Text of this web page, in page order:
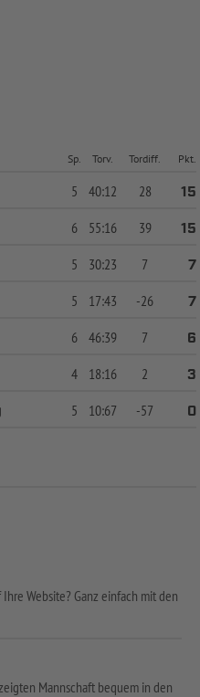
Sp. Torv. Tordiff. Pkt.
5 40:12 28
15
6 55:16 39
15
5 30:23 7
7
5 17:43 -26
7
6 46:39 7
6
4 18:16 2
3
5 10:67 -57 0
Website? Ganz einfach mit den
Mannschaft bequem in den